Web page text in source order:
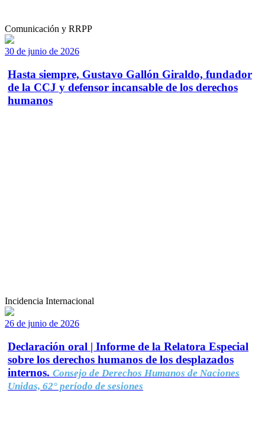
Comunicación y RRPP
30 de junio de 2026
Hasta siempre, Gustavo Gallón Giraldo, fundador
de la CCJ y defensor incansable de los derechos
humanos
Incidencia Internacional
26 de junio de 2026
Declaración oral | Informe de la Relatora Especial
sobre los derechos humanos de los desplazados
internos. Consejo de Derechos Humanos de Naciones
Unidas, 62° período de sesiones